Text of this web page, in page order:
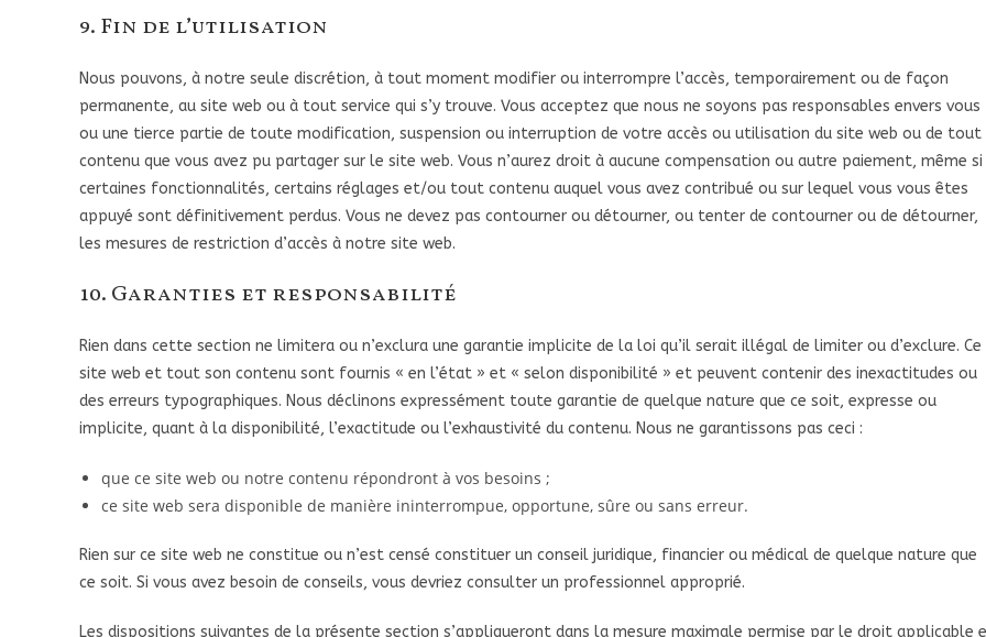
9. Fin de l’utilisation
Nous pouvons, à notre seule discrétion, à tout moment modifier ou interrompre l’accès, temporairement ou de façon
permanente, au site web ou à tout service qui s’y trouve. Vous acceptez que nous ne soyons pas responsables envers vous
ou une tierce partie de toute modification, suspension ou interruption de votre accès ou utilisation du site web ou de tout
contenu que vous avez pu partager sur le site web. Vous n’aurez droit à aucune compensation ou autre paiement, même si
certaines fonctionnalités, certains réglages et/ou tout contenu auquel vous avez contribué ou sur lequel vous vous êtes
appuyé sont définitivement perdus. Vous ne devez pas contourner ou détourner, ou tenter de contourner ou de détourner,
les mesures de restriction d’accès à notre site web.
10. Garanties et responsabilité
Rien dans cette section ne limitera ou n’exclura une garantie implicite de la loi qu’il serait illégal de limiter ou d’exclure. Ce
site web et tout son contenu sont fournis « en l’état » et « selon disponibilité » et peuvent contenir des inexactitudes ou
des erreurs typographiques. Nous déclinons expressément toute garantie de quelque nature que ce soit, expresse ou
implicite, quant à la disponibilité, l’exactitude ou l’exhaustivité du contenu. Nous ne garantissons pas ceci :
que ce site web ou notre contenu répondront à vos besoins ;
ce site web sera disponible de manière ininterrompue, opportune, sûre ou sans erreur.
Rien sur ce site web ne constitue ou n’est censé constituer un conseil juridique, financier ou médical de quelque nature que
ce soit. Si vous avez besoin de conseils, vous devriez consulter un professionnel approprié.
Les dispositions suivantes de la présente section s’appliqueront dans la mesure maximale permise par le droit applicable